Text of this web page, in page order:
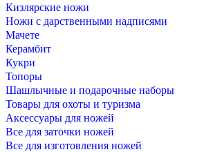
Кизлярские ножи
Ножи с дарственными надписями
Мачете
Керамбит
Кукри
Топоры
Шашлычные и подарочные наборы
Товары для охоты и туризма
Аксессуары для ножей
Все для заточки ножей
Все для изготовления ножей